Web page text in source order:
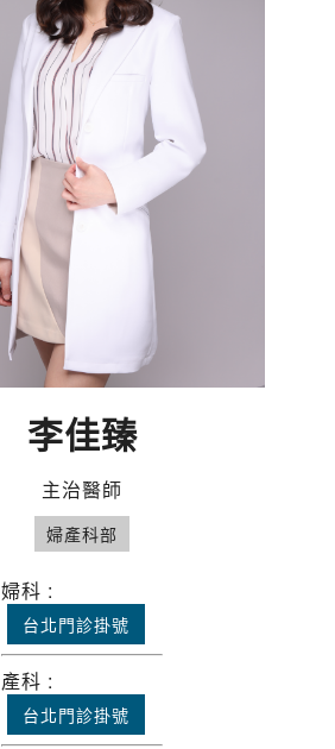
李佳臻
主治醫師
婦產科部
婦科 :
台北門診掛號
產科 :
台北門診掛號